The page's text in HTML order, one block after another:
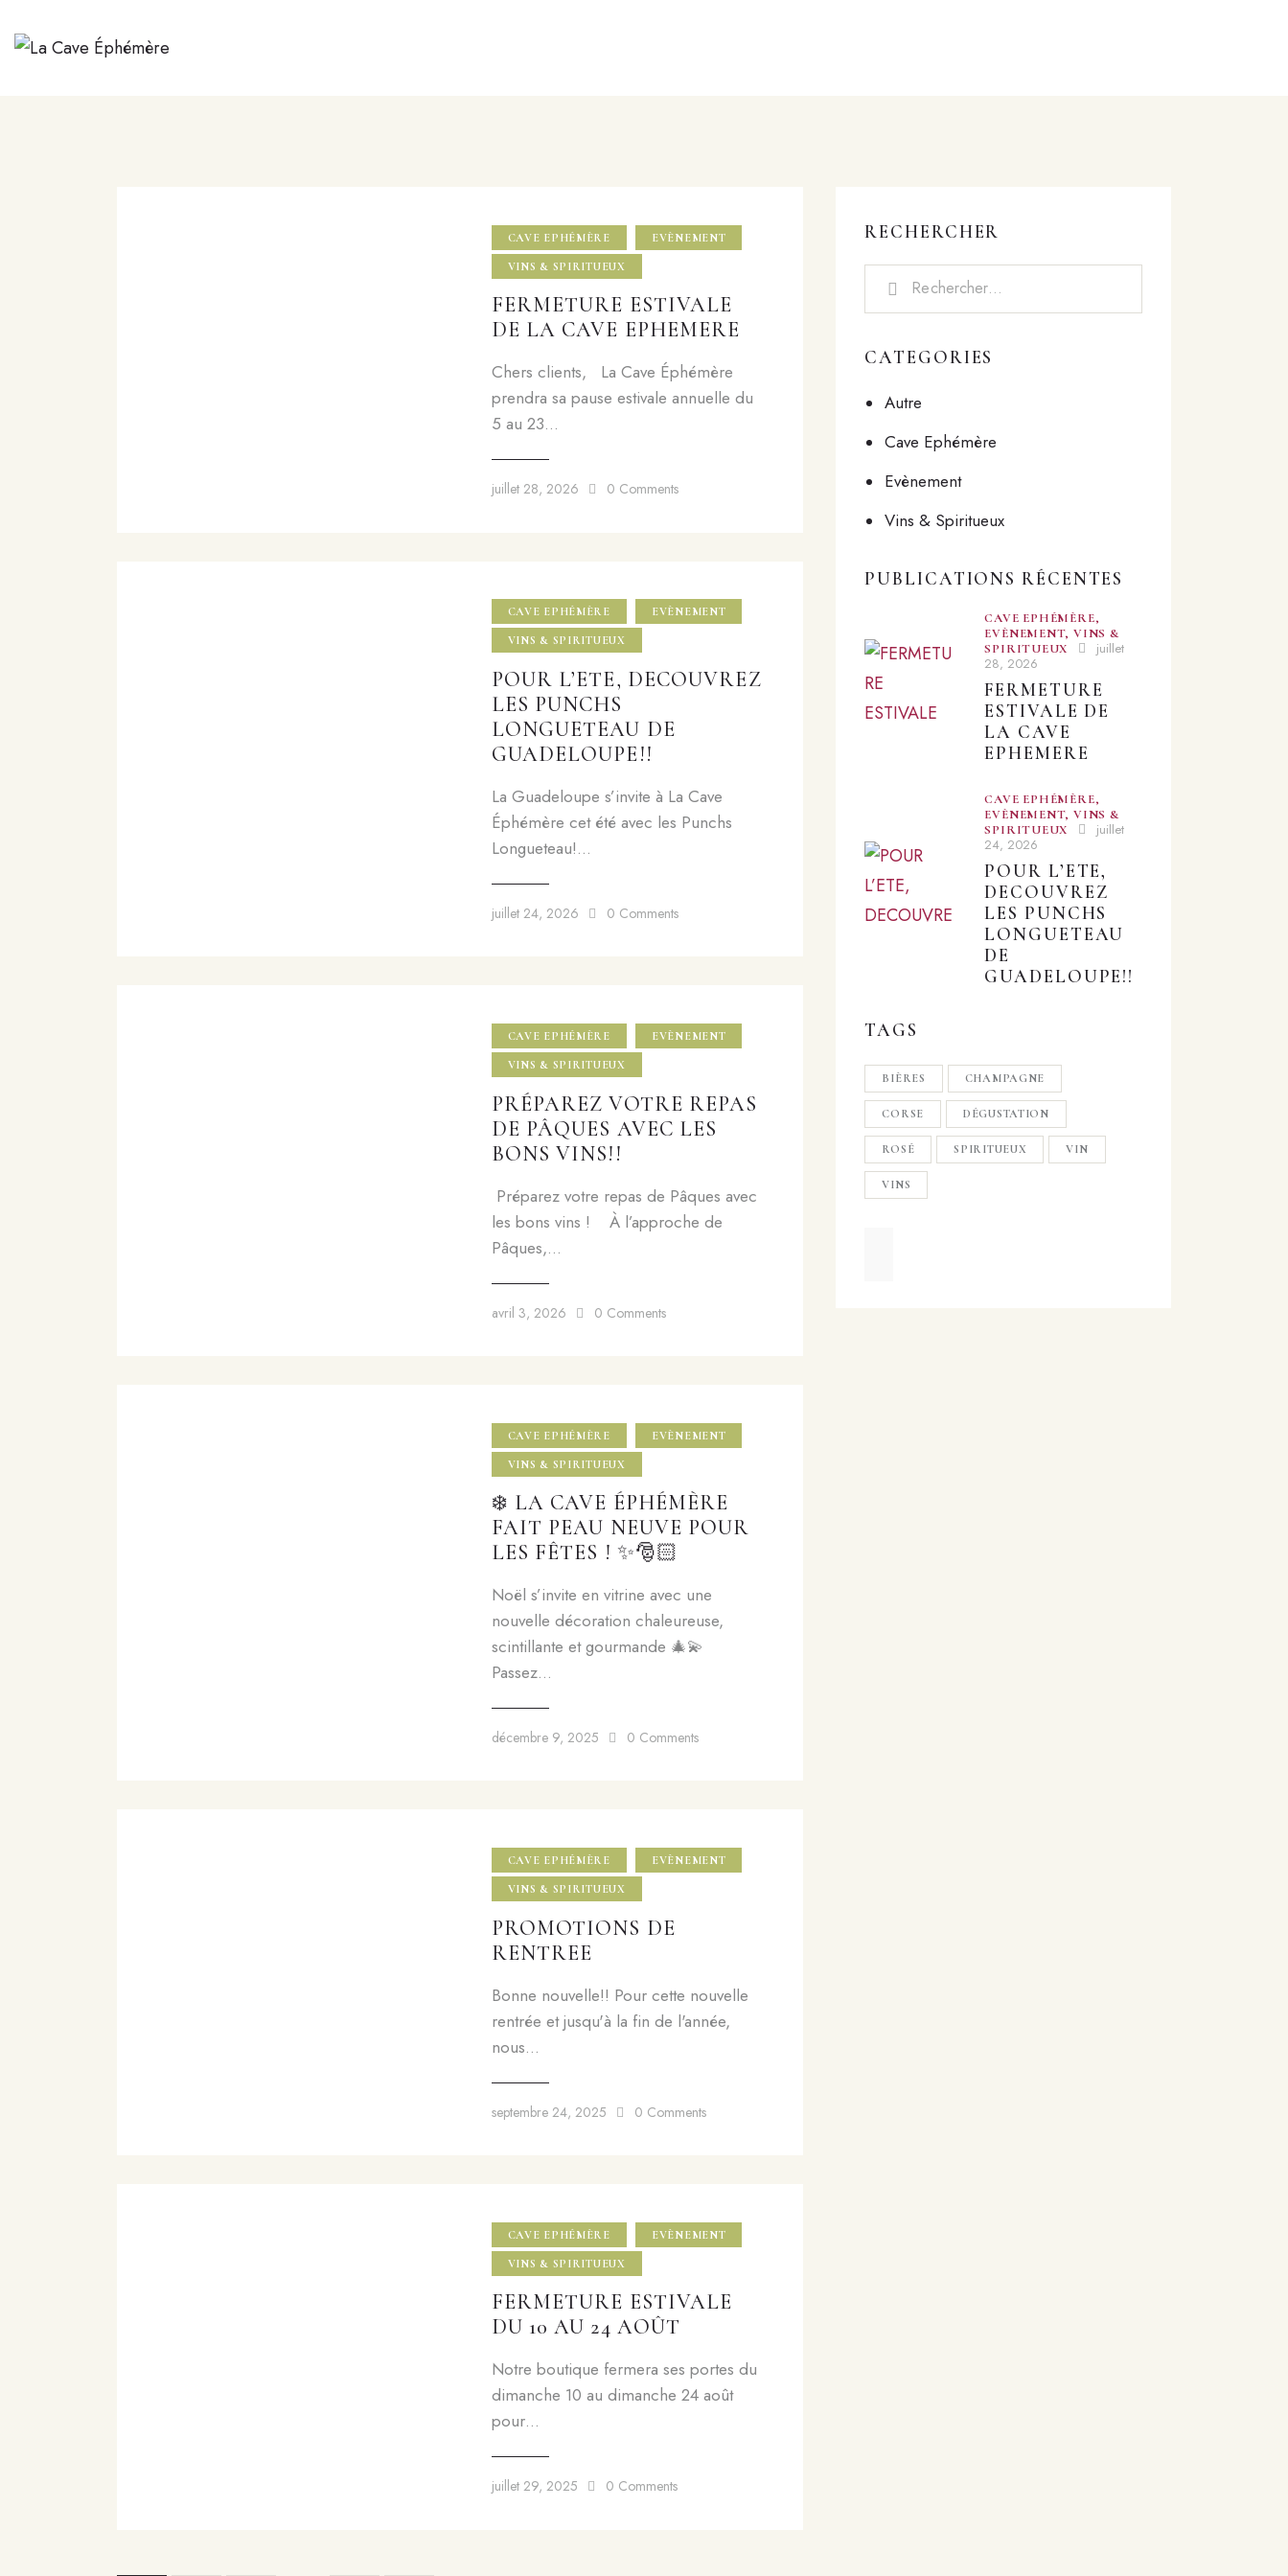
CAVE EPHÉMÈRE EVÈNEMENT
VINS & SPIRITUEUX
FERMETURE ESTIVALE
DE LA CAVE EPHEMERE
Chers clients, La Cave Éphémère
prendra sa pause estivale annuelle du
5 au 23…
juillet 28, 2026 0 Comments
CAVE EPHÉMÈRE EVÈNEMENT
VINS & SPIRITUEUX
POUR L’ETE, DECOUVREZ
LES PUNCHS
LONGUETEAU DE
GUADELOUPE!!
La Guadeloupe s’invite à La Cave
Éphémère cet été avec les Punchs
Longueteau!…
juillet 24, 2026 0 Comments
CAVE EPHÉMÈRE EVÈNEMENT
VINS & SPIRITUEUX
PRÉPAREZ VOTRE REPAS
DE PÂQUES AVEC LES
BONS VINS!!
Préparez votre repas de Pâques avec
les bons vins ! À l’approche de
Pâques,…
avril 3, 2026 0 Comments
CAVE EPHÉMÈRE EVÈNEMENT
VINS & SPIRITUEUX
❄️ LA CAVE ÉPHÉMÈRE
FAIT PEAU NEUVE POUR
LES FÊTES ! ✨🎅🏻
Noël s’invite en vitrine avec une
nouvelle décoration chaleureuse,
scintillante et gourmande 🎄💫
Passez…
décembre 9, 2025 0 Comments
CAVE EPHÉMÈRE EVÈNEMENT
VINS & SPIRITUEUX
PROMOTIONS DE
RENTREE
Bonne nouvelle!! Pour cette nouvelle
rentrée et jusqu'à la fin de l'année,
nous…
septembre 24, 2025 0 Comments
CAVE EPHÉMÈRE EVÈNEMENT
VINS & SPIRITUEUX
FERMETURE ESTIVALE
DU 10 AU 24 AOÛT
Notre boutique fermera ses portes du
dimanche 10 au dimanche 24 août
pour…
juillet 29, 2025 0 Comments
RECHERCHER
CATEGORIES
Autre
Cave Ephémère
Evènement
Vins & Spiritueux
PUBLICATIONS RÉCENTES
CAVE EPHÉMÈRE,
EVÈNEMENT, VINS &
SPIRITUEUX
juillet
28, 2026
FERMETURE
ESTIVALE DE
LA CAVE
EPHEMERE
CAVE EPHÉMÈRE,
EVÈNEMENT, VINS &
SPIRITUEUX
juillet
24, 2026
POUR L’ETE,
DECOUVREZ
LES PUNCHS
LONGUETEAU
DE
GUADELOUPE!!
TAGS
BIÈRES CHAMPAGNE
CORSE DÉGUSTATION
ROSÉ SPIRITUEUX VIN
VINS